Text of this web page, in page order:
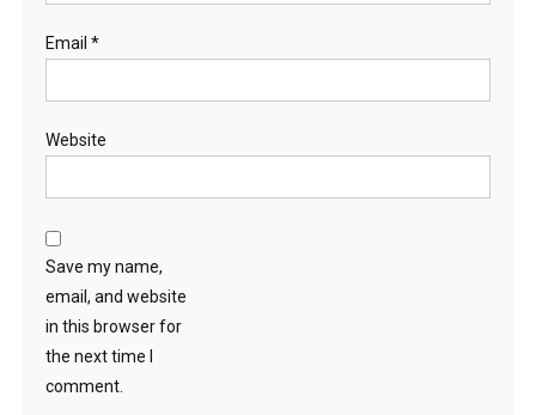
Email *
Website
Save my name,
email, and website
in this browser for
the next time I
comment.